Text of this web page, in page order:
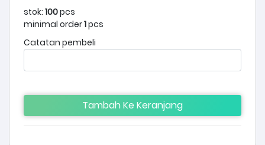
stok: 100pcs
minimal order1pcs
Catatan pembeli
Tambah Ke Keranjang